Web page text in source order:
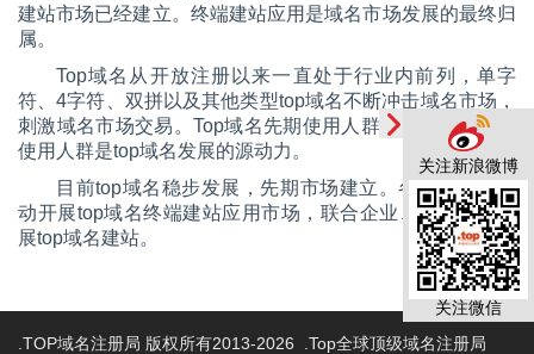
关注新浪微博
关注微信
建站市场已经建立。终端建站应用是域名市场发展的最终归
属。
Top域名从开放注册以来一直处于行业内前列，单字
符、4字符、双拼以及其他类型top域名不断冲击域名市场，
刺激域名市场交易。Top域名先期使用人群已经兴起，基础
使用人群是top域名发展的源动力。
目前top域名稳步发展，先期市场建立。各大注册商联
动开展top域名终端建站应用市场，联合企业、站长全面开
展top域名建站。
.TOP域名注册局 版权所有2013-2026 .Top全球顶级域名注册局